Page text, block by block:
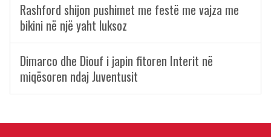
Rashford shijon pushimet me festë me vajza me
bikini në një yaht luksoz
Dimarco dhe Diouf i japin fitoren Interit në
miqësoren ndaj Juventusit